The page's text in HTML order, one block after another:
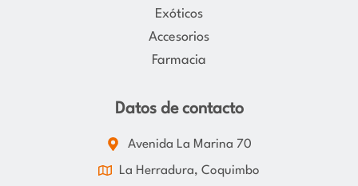
Exóticos
Accesorios
Farmacia
Datos de contacto
Avenida La Marina 70
La Herradura, Coquimbo